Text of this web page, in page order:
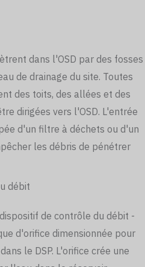
dans l'OSD par des fosses
de drainage du site. Toutes
des toits, des allées et des
dirigées vers l'OSD. L'entrée
d'un filtre à déchets ou d'un
les débris de pénétrer
débit
de contrôle du débit -
d'orifice dimensionnée pour
le DSP. L'orifice crée une